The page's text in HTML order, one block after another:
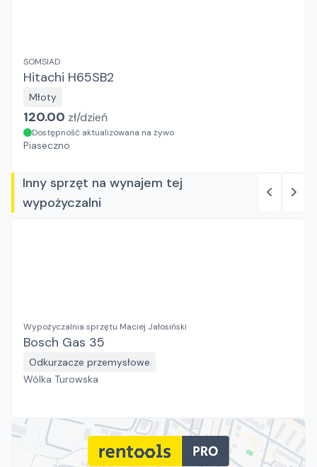
SOMSIAD
Hitachi H65SB2
Młoty
120.00 zł/dzień
Dostępność aktualizowana na żywo
Piaseczno
Inny sprzęt na wynajem tej
wypożyczalni
Wypożyczalnia sprzętu Maciej Jałosiński
Bosch Gas 35
Odkurzacze przemysłowe
Wólka Turowska